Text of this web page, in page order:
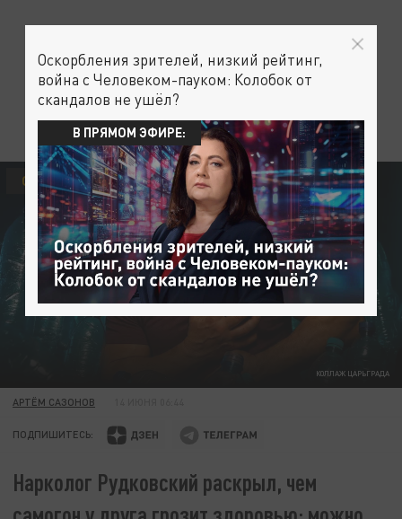
КОЛЛАЖ ЦАРЬГРАДА
ОБЩЕСТВО
АРТЁМ САЗОНОВ
ПОДПИШИТЕСЬ:
Нарколог Рудковский раскрыл, чем
Оскорбления зрителей, низкий рейтинг,
война с Человеком-пауком: Колобок от
скандалов не ушёл?
В ПРЯМОМ ЭФИРЕ: